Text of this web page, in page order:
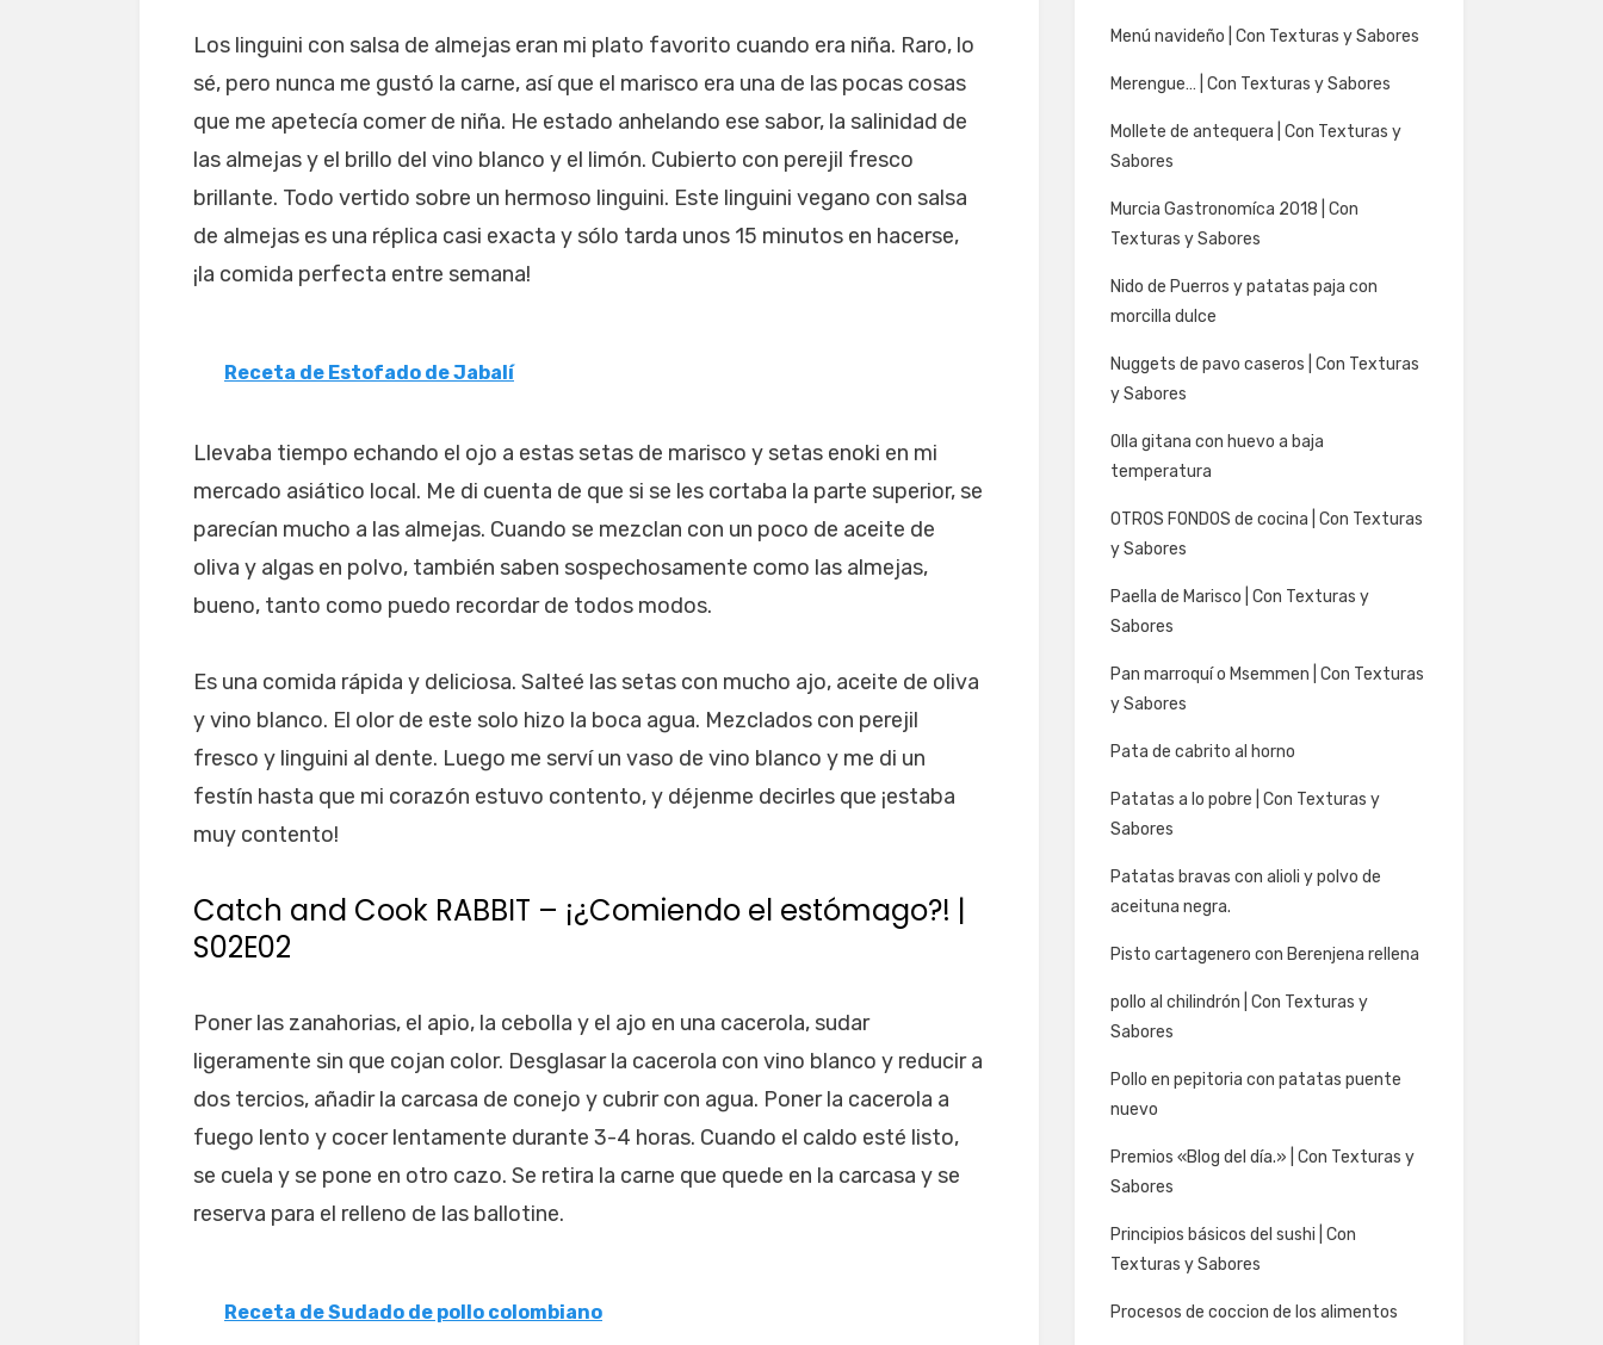
Los linguini con salsa de almejas eran mi plato favorito cuando era niña. Raro, lo
sé, pero nunca me gustó la carne, así que el marisco era una de las pocas cosas
que me apetecía comer de niña. He estado anhelando ese sabor, la salinidad de
las almejas y el brillo del vino blanco y el limón. Cubierto con perejil fresco
brillante. Todo vertido sobre un hermoso linguini. Este linguini vegano con salsa
de almejas es una réplica casi exacta y sólo tarda unos 15 minutos en hacerse,
¡la comida perfecta entre semana!
Receta de Estofado de Jabalí
Llevaba tiempo echando el ojo a estas setas de marisco y setas enoki en mi
mercado asiático local. Me di cuenta de que si se les cortaba la parte superior, se
parecían mucho a las almejas. Cuando se mezclan con un poco de aceite de
oliva y algas en polvo, también saben sospechosamente como las almejas,
bueno, tanto como puedo recordar de todos modos.
Es una comida rápida y deliciosa. Salteé las setas con mucho ajo, aceite de oliva
y vino blanco. El olor de este solo hizo la boca agua. Mezclados con perejil
fresco y linguini al dente. Luego me serví un vaso de vino blanco y me di un
festín hasta que mi corazón estuvo contento, y déjenme decirles que ¡estaba
muy contento!
Catch and Cook RABBIT – ¡¿Comiendo el estómago?! |
S02E02
Poner las zanahorias, el apio, la cebolla y el ajo en una cacerola, sudar
ligeramente sin que cojan color. Desglasar la cacerola con vino blanco y reducir a
dos tercios, añadir la carcasa de conejo y cubrir con agua. Poner la cacerola a
fuego lento y cocer lentamente durante 3-4 horas. Cuando el caldo esté listo,
se cuela y se pone en otro cazo. Se retira la carne que quede en la carcasa y se
reserva para el relleno de las ballotine.
Receta de Sudado de pollo colombiano
Menú navideño | Con Texturas y Sabores
Merengue… | Con Texturas y Sabores
Mollete de antequera | Con Texturas y
Sabores
Murcia Gastronomíca 2018 | Con
Texturas y Sabores
Nido de Puerros y patatas paja con
morcilla dulce
Nuggets de pavo caseros | Con Texturas
y Sabores
Olla gitana con huevo a baja
temperatura
OTROS FONDOS de cocina | Con Texturas
y Sabores
Paella de Marisco | Con Texturas y
Sabores
Pan marroquí o Msemmen | Con Texturas
y Sabores
Pata de cabrito al horno
Patatas a lo pobre | Con Texturas y
Sabores
Patatas bravas con alioli y polvo de
aceituna negra.
Pisto cartagenero con Berenjena rellena
pollo al chilindrón | Con Texturas y
Sabores
Pollo en pepitoria con patatas puente
nuevo
Premios «Blog del día.» | Con Texturas y
Sabores
Principios básicos del sushi | Con
Texturas y Sabores
Procesos de coccion de los alimentos